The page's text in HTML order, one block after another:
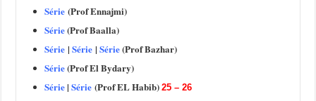
Série (Prof Ennajmi)
Série(Prof Baalla)
Série |Série |Série(Prof Bazhar)
Série(Prof El Bydary)
Série|Série (Prof EL Habib)25 – 26